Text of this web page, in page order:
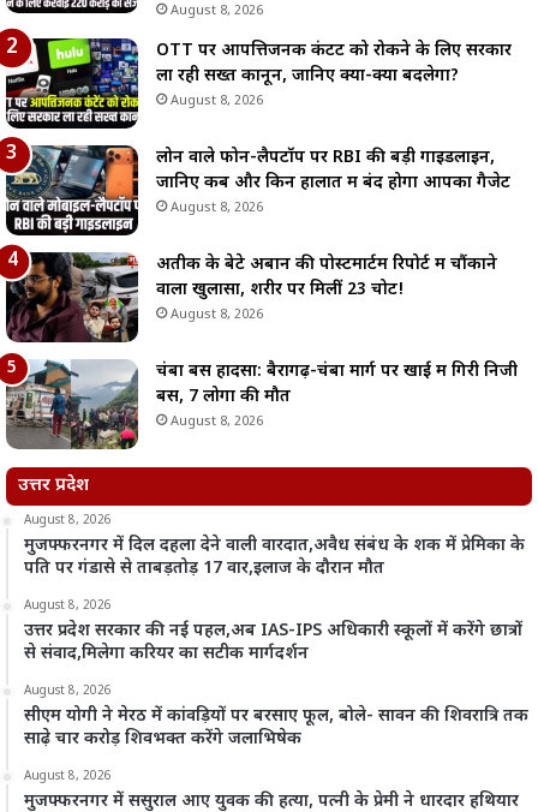
August 8, 2026
OTT पर आपत्तिजनक कंटेंट को रोकने के लिए सरकार
ला रही सख्त कानून, जानिए क्या-क्या बदलेगा?
August 8, 2026
लोन वाले फोन-लैपटॉप पर RBI की बड़ी गाइडलाइन,
जानिए कब और किन हालात में बंद होगा आपका गैजेट
August 8, 2026
अतीक के बेटे अबान की पोस्टमार्टम रिपोर्ट में चौंकाने
वाला खुलासा, शरीर पर मिलीं 23 चोटें!
August 8, 2026
चंबा बस हादसा: बैरागढ़-चंबा मार्ग पर खाई में गिरी निजी
बस, 7 लोगों की मौत
August 8, 2026
उत्तर प्रदेश
August 8, 2026
मुजफ्फरनगर में दिल दहला देने वाली वारदात,अवैध संबंध के शक में प्रेमिका के
पति पर गंडासे से ताबड़तोड़ 17 वार,इलाज के दौरान मौत
August 8, 2026
उत्तर प्रदेश सरकार की नई पहल,अब IAS-IPS अधिकारी स्कूलों में करेंगे छात्रों
से संवाद,मिलेगा करियर का सटीक मार्गदर्शन
August 8, 2026
सीएम योगी ने मेरठ में कांवड़ियों पर बरसाए फूल, बोले- सावन की शिवरात्रि तक
साढ़े चार करोड़ शिवभक्त करेंगे जलाभिषेक
August 8, 2026
मुजफ्फरनगर में ससुराल आए युवक की हत्या, पत्नी के प्रेमी ने धारदार हथियार